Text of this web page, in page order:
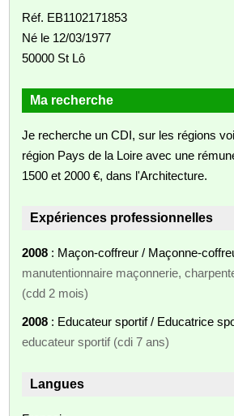
Réf. EB1102171853
Né le 12/03/1977
50000 St Lô
Ma recherche
Je recherche un CDI, sur les régions
région Pays de la Loire avec une
1500 et 2000 €, dans l'Architecture.
Expériences professionnelles
2008 : Maçon-coffreur / Maçonne-
manutentionnaire maçonnerie,
(cdd 2 mois)
2008 : Educateur sportif / Educatrice
educateur sportif (cdi 7 ans)
Langues